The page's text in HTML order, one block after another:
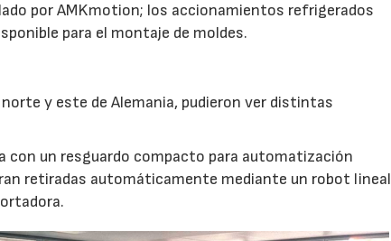
por AMKmotion; los accionamientos refrigerados
para el montaje de moldes.
y este de Alemania, pudieron ver distintas
con un resguardo compacto para automatización
retiradas automáticamente mediante un robot lineal